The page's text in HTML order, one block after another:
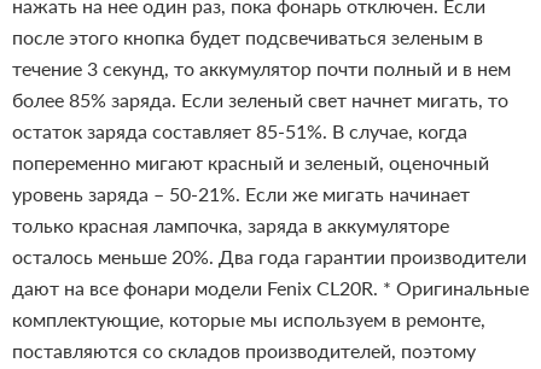
нажать на нее один раз, пока фонарь отключен. Если
после этого кнопка будет подсвечиваться зеленым в
течение 3 секунд, то аккумулятор почти полный и в нем
более 85% заряда. Если зеленый свет начнет мигать, то
остаток заряда составляет 85-51%. В случае, когда
попеременно мигают красный и зеленый, оценочный
уровень заряда – 50-21%. Если же мигать начинает
только красная лампочка, заряда в аккумуляторе
осталось меньше 20%. Два года гарантии производители
дают на все фонари модели Fenix CL20R. * Оригинальные
комплектующие, которые мы используем в ремонте,
поставляются со складов производителей, поэтому